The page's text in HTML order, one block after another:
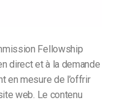
Fellowship
direct et à la demande
en mesure de l’offrir
web. Le contenu